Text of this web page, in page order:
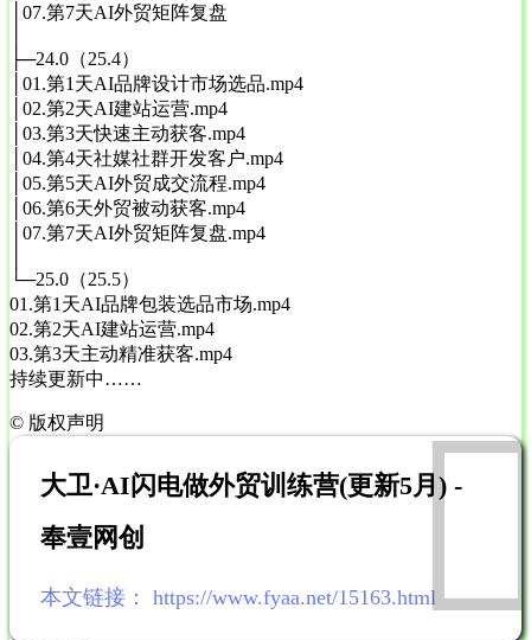
│07.第7天AI外贸矩阵复盘
├─24.0（25.4）
│01.第1天AI品牌设计市场选品.mp4
│02.第2天AI建站运营.mp4
│03.第3天快速主动获客.mp4
│04.第4天社媒社群开发客户.mp4
│05.第5天AI外贸成交流程.mp4
│06.第6天外贸被动获客.mp4
│07.第7天AI外贸矩阵复盘.mp4
└─25.0（25.5）
01.第1天AI品牌包装选品市场.mp4
02.第2天AI建站运营.mp4
03.第3天主动精准获客.mp4
持续更新中……
© 版权声明
大卫·AI闪电做外贸训练营(更新5月) -
奉壹网创
本文链接： https://www.fyaa.net/15163.html